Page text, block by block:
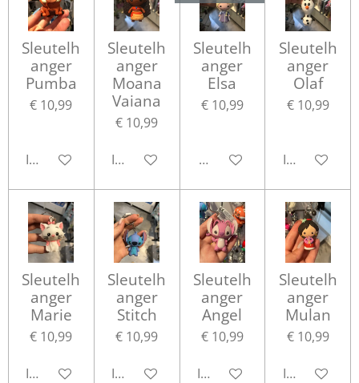
Sleutelh
anger
Pumba
€ 10,99
In winkelwagen
Sleutelh
anger
Moana
Vaiana
€ 10,99
In winkelwagen
Sleutelh
anger
Elsa
€ 10,99
Houd mij op de hoogte
Sleutelh
anger
Olaf
€ 10,99
In
Sleutelh
anger
Marie
€ 10,99
In winkelwagen
Sleutelh
anger
Stitch
€ 10,99
In winkelwagen
Sleutelh
anger
Angel
€ 10,99
In winkelwagen
Sleutelh
anger
Mulan
€ 10,99
In